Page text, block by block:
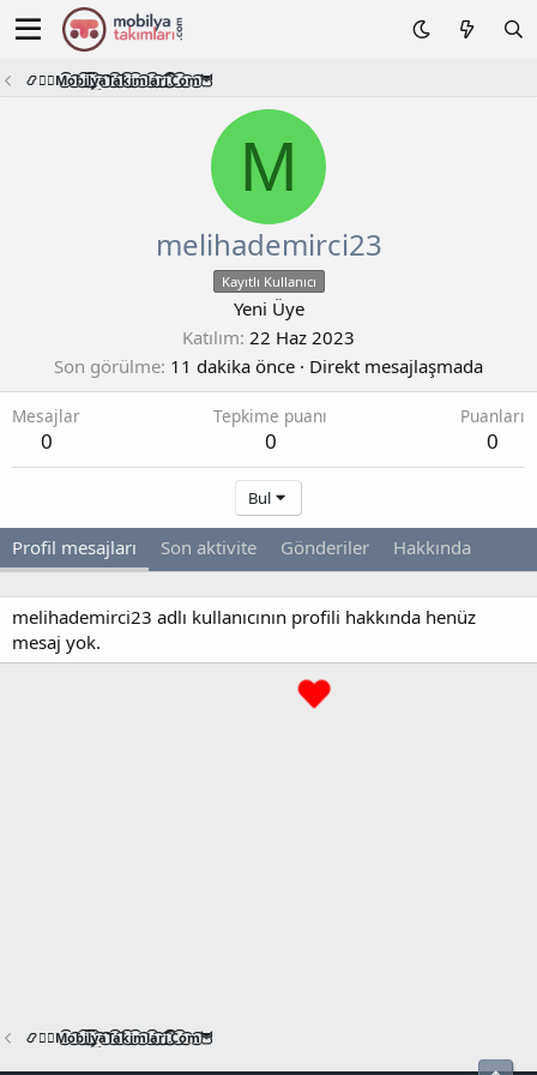
📿🧙‍♂️M͜͡o͜͡b͜͡i͜͡l͜͡y͜͡a͜͡T͜͡a͜͡k͜͡i͜͡m͜͡l͜͡a͜͡r͜͡i͜͡.͜͡C͜͡o͜͡m͜͡🦉
M
melihademirci23
Kayıtlı Kullanıcı
Yeni Üye
Katılım 22 Haz 2023
Son görülme 11 dakika önce · Direkt mesajlaşmada
Mesajlar
0
Tepkime puanı
0
Puanları
0
Bul
Profil mesajları Son aktivite Gönderiler Hakkında
melihademirci23 adlı kullanıcının profili hakkında henüz
mesaj yok.
📿🧙‍♂️M͜͡o͜͡b͜͡i͜͡l͜͡y͜͡a͜͡T͜͡a͜͡k͜͡i͜͡m͜͡l͜͡a͜͡r͜͡i͜͡.͜͡C͜͡o͜͡m͜͡🦉